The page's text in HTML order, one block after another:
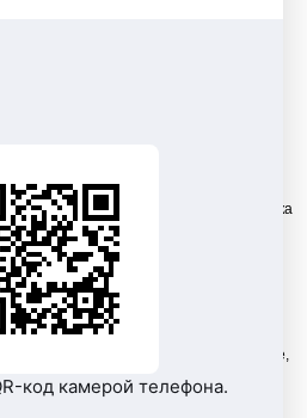
будет действовать на базе
Услуга призвана поднять
Бывает, в день на одного сотрудника
и продолжается вплоть
рассказывают о фактах
к абонентам, желание
ответы и на эти вопросы,
в работе которого важно терпение,
курсах, для клиентов
код камерой телефона.